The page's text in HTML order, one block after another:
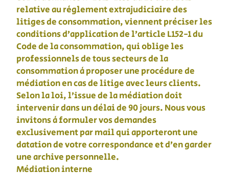
relative au règlement extrajudiciaire des
litiges de consommation, viennent préciser les
conditions d’application de l’article L152-1 du
Code de la consommation, qui oblige les
professionnels de tous secteurs de la
consommation à proposer une procédure de
médiation en cas de litige avec leurs clients.
Selon la loi, l’issue de la médiation doit
intervenir dans un délai de 90 jours. Nous vous
invitons à formuler vos demandes
exclusivement par mail qui apporteront une
datation de votre correspondance et d’en garder
une archive personnelle.
Médiation interne